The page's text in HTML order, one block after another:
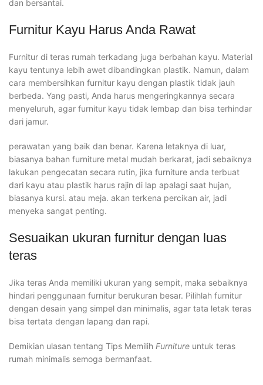
dan bersantai.
Furnitur Kayu Harus Anda Rawat
Furnitur di teras rumah terkadang juga berbahan kayu. Material
kayu tentunya lebih awet dibandingkan plastik. Namun, dalam
cara membersihkan furnitur kayu dengan plastik tidak jauh
berbeda. Yang pasti, Anda harus mengeringkannya secara
menyeluruh, agar furnitur kayu tidak lembap dan bisa terhindar
dari jamur.
perawatan yang baik dan benar. Karena letaknya di luar,
biasanya bahan furniture metal mudah berkarat, jadi sebaiknya
lakukan pengecatan secara rutin, jika furniture anda terbuat
dari kayu atau plastik harus rajin di lap apalagi saat hujan,
biasanya kursi. atau meja. akan terkena percikan air, jadi
menyeka sangat penting.
Sesuaikan ukuran furnitur dengan luas
teras
Jika teras Anda memiliki ukuran yang sempit, maka sebaiknya
hindari penggunaan furnitur berukuran besar. Pilihlah furnitur
dengan desain yang simpel dan minimalis, agar tata letak teras
bisa tertata dengan lapang dan rapi.
Demikian ulasan tentang Tips Memilih Furniture untuk teras
rumah minimalis semoga bermanfaat.